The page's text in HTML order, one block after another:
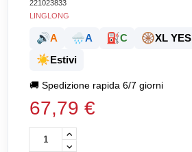
221023833
LINGLONG
🔊A 🌧️A ⛽C 🛞XL YES
☀️Estivi
🚚Spedizione rapida 6/7 giorni
67,79 €